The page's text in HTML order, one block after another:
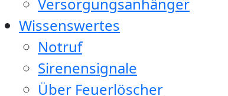
Wissenswertes
Notruf
Sirenensignale
Über Feuerlöscher